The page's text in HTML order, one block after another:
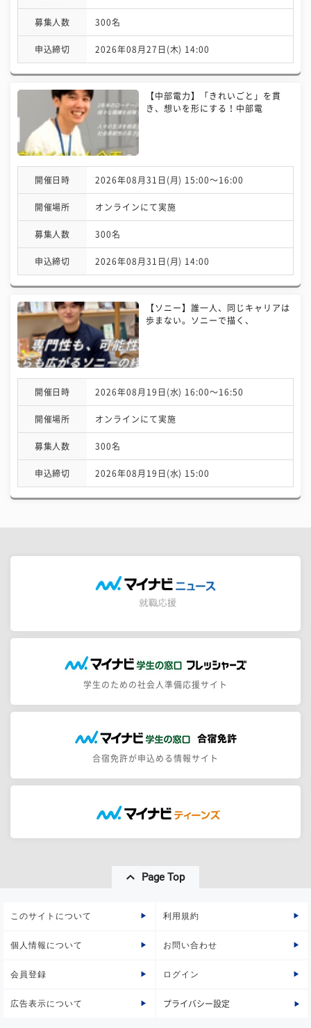
募集人数 300名
申込締切 2026年08月27日(木) 14:00
【中部電力】「きれいごと」を貫
き、想いを形にする！中部電
開催日時 2026年08月31日(月) 15:00〜16:00
開催場所 オンラインにて実施
募集人数 300名
申込締切 2026年08月31日(月) 14:00
【ソニー】誰一人、同じキャリアは
歩まない。ソニーで描く、
開催日時 2026年08月19日(水) 16:00〜16:50
開催場所 オンラインにて実施
募集人数 300名
申込締切 2026年08月19日(水) 15:00
学生のための社会人準備応援サイト
合宿免許が申込める情報サイト
Page Top
このサイトについて 利用規約
個人情報について お問い合わせ
会員登録 ログイン
広告表示について プライバシー設定